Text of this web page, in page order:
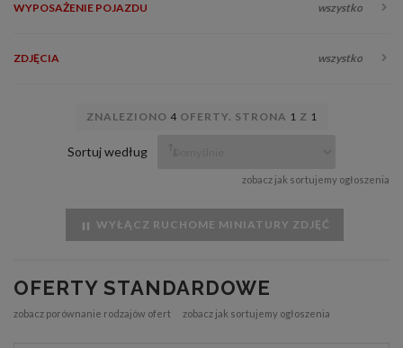
WYPOSAŻENIE POJAZDU wszystko
ZDJĘCIA wszystko
ZNALEZIONO 4 OFERTY. STRONA 1 Z 1
Sortuj według
zobacz jak sortujemy ogłoszenia
WYŁĄCZ RUCHOME MINIATURY ZDJĘĆ
OFERTY STANDARDOWE
zobacz porównanie rodzajów ofert zobacz jak sortujemy ogłoszenia